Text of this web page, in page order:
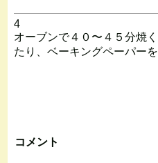
4
オーブンで４０〜４５分焼
たり、ベーキングペーパー
コメント